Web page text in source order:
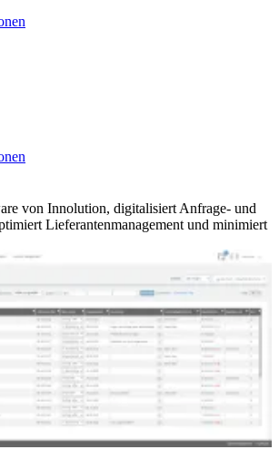
von Innolution, digitalisiert Anfrage- und
Lieferantenmanagement und minimiert